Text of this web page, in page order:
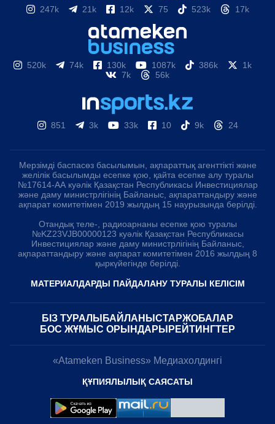
247k 21k 12k 75 523k 17k
520k 74k 130k 1087k 386k
1k
7k
56k
851 3k 33k 10 9k 24
Мерзімді баспасөз басылымын, ақпараттық агенттікті және
желілік басылымды есепке қою, қайта есепке алу туралы
№17614-АА куәлік Қазақстан Республикасы Инвестициялар
және даму министрлігінің Байланыс, ақпараттандыру және
ақпарат комитетімен 2019 жылдың 15 наурызында берілді.
Отандық теле-, радиоарнаны есепке қою туралы
№KZ23VJB00000123 куәлік Қазақстан Республикасы
Инвестициялар және даму министрлігінің Байланыс,
ақпараттандыру және ақпарат комитетімен 2016 жылдың 8
қыркүйегінде берілді.
МАТЕРИАЛДАРДЫ ПАЙДАЛАНУ ТУРАЛЫ КЕЛІСІМ
БІЗ ТУРАЛЫ БАЙЛАНЫСТАРЖОБАЛАР
БОС ЖҰМЫС ОРЫНДАРЫ РЕЙТИНГТЕР
«Atameken Business» Медиахолдингі
ҚҰПИЯЛЫЛЫҚ САЯСАТЫ